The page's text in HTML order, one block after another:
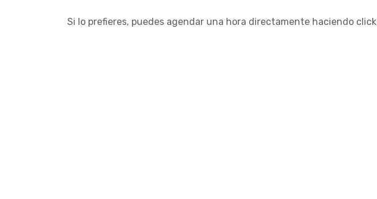
Si lo prefieres, puedes agendar una hora directamente haciendo click